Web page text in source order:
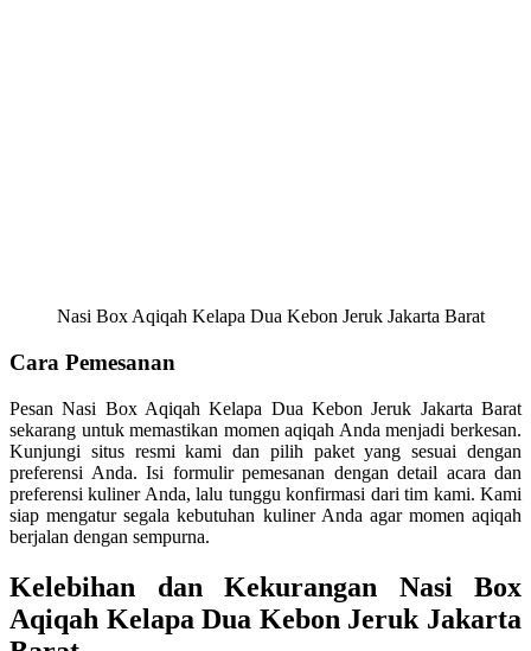
Nasi Box Aqiqah Kelapa Dua Kebon Jeruk Jakarta Barat
Cara Pemesanan
Pesan Nasi Box Aqiqah Kelapa Dua Kebon Jeruk Jakarta Barat
sekarang untuk memastikan momen aqiqah Anda menjadi berkesan.
Kunjungi situs resmi kami dan pilih paket yang sesuai dengan
preferensi Anda. Isi formulir pemesanan dengan detail acara dan
preferensi kuliner Anda, lalu tunggu konfirmasi dari tim kami. Kami
siap mengatur segala kebutuhan kuliner Anda agar momen aqiqah
berjalan dengan sempurna.
Kelebihan dan Kekurangan Nasi Box
Aqiqah Kelapa Dua Kebon Jeruk Jakarta